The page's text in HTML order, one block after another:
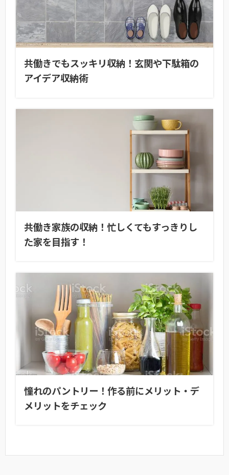
共働きでもスッキリ収納！玄関や下駄箱の
アイデア収納術
共働き家族の収納！忙しくてもすっきりし
た家を目指す！
憧れのパントリー！作る前にメリット・デ
メリットをチェック